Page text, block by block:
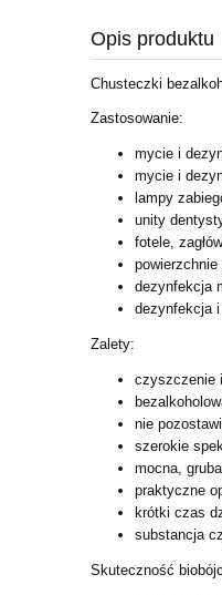
Opis produktu
Chusteczki
Zastosowanie:
mycie i
mycie i
lampy
unity
fotele,
powierzchnie
dezynfekcja
dezynfekcja
Zalety:
czyszczenie
nie
szerokie
mocna,
praktyczne
krótki czas
substancja
Skuteczność